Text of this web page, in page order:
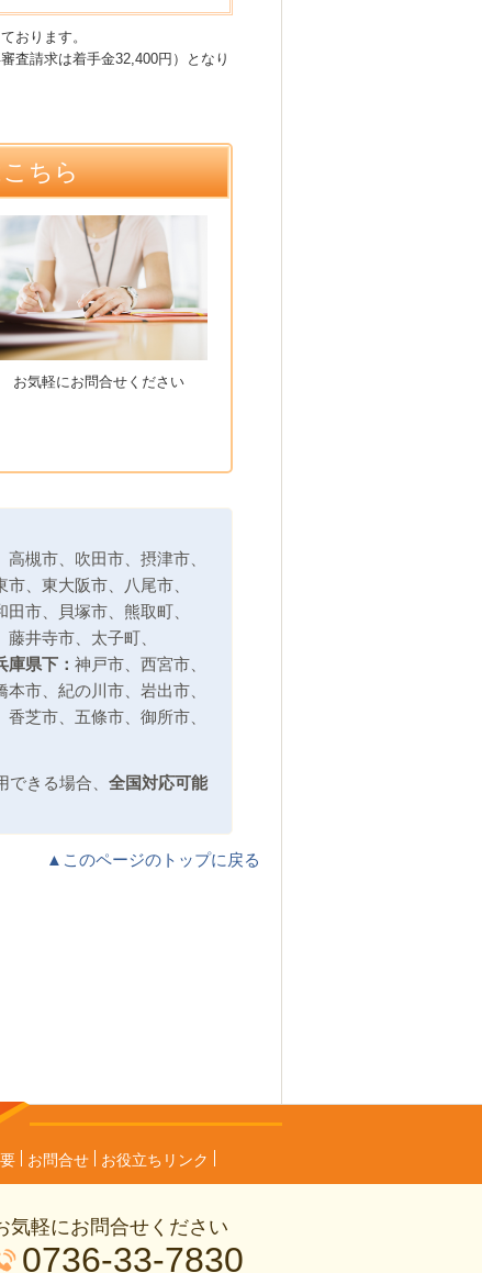
おります。
審査請求は着手金32,400円）となり
ちら
お気軽にお問合せください
高槻市 吹田市 摂津市
市 東大阪市 八尾市
田市 貝塚市 熊取町
藤井寺市 太子町
庫県下： 神戸市 西宮市
本市 紀の川市 岩出市
香芝市 五條市、 御所市
きる場合、 全国対応可能
▲このページのトップに戻る
お問合せ お役立ちリンク
気軽にお問合せください
0736-33-7830